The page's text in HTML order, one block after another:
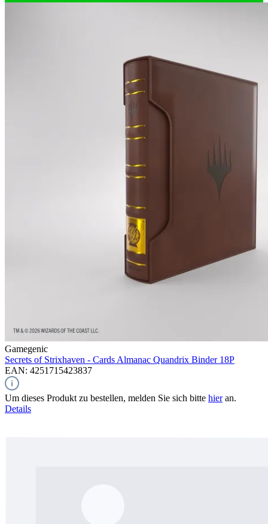
Gamegenic
Secrets of Strixhaven - Cards Almanac Quandrix Binder 18P
EAN: 4251715423837
Um dieses Produkt zu bestellen, melden Sie sich bitte hieran.
Details